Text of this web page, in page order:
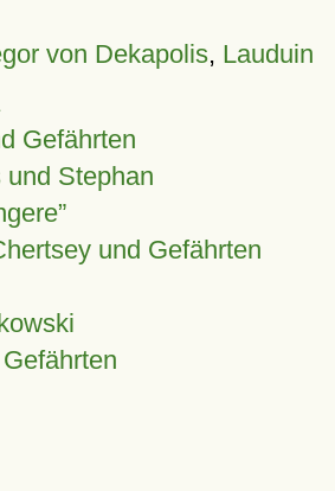
von Dekapolis, Lauduin
Gefährten
Stephan
und Gefährten